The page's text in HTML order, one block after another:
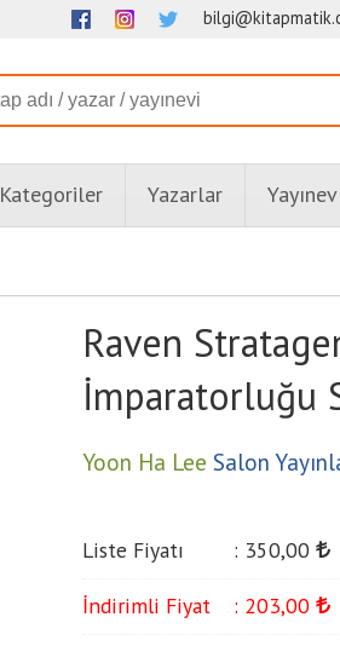
Kategoriler Yazarlar
Raven
İmparatorluğu
Yoon Ha Lee Salon
Liste Fiyatı : 350,00
İndirimli Fiyat : 203,00